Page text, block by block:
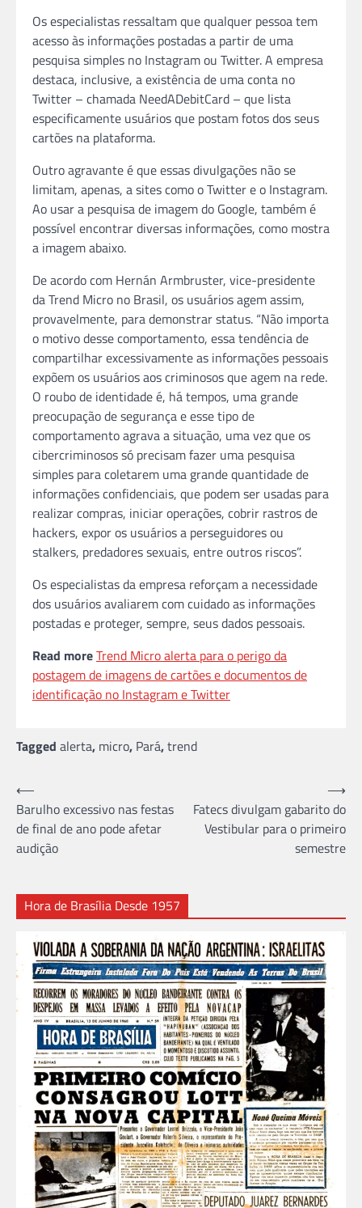
Os especialistas ressaltam que qualquer pessoa tem
acesso às informações postadas a partir de uma
pesquisa simples no Instagram ou Twitter. A empresa
destaca, inclusive, a existência de uma conta no
Twitter – chamada NeedADebitCard – que lista
especificamente usuários que postam fotos dos seus
cartões na plataforma.
Outro agravante é que essas divulgações não se
limitam, apenas, a sites como o Twitter e o Instagram.
Ao usar a pesquisa de imagem do Google, também é
possível encontrar diversas informações, como mostra
a imagem abaixo.
De acordo com Hernán Armbruster, vice-presidente
da Trend Micro no Brasil, os usuários agem assim,
provavelmente, para demonstrar status. “Não importa
o motivo desse comportamento, essa tendência de
compartilhar excessivamente as informações pessoais
expõem os usuários aos criminosos que agem na rede.
O roubo de identidade é, há tempos, uma grande
preocupação de segurança e esse tipo de
comportamento agrava a situação, uma vez que os
cibercriminosos só precisam fazer uma pesquisa
simples para coletarem uma grande quantidade de
informações confidenciais, que podem ser usadas para
realizar compras, iniciar operações, cobrir rastros de
hackers, expor os usuários a perseguidores ou
stalkers, predadores sexuais, entre outros riscos”.
Os especialistas da empresa reforçam a necessidade
dos usuários avaliarem com cuidado as informações
postadas e proteger, sempre, seus dados pessoais.
Read moreTrend Micro alerta para o perigo da
postagem de imagens de cartões e documentos de
identificação no Instagram e Twitter
Tagged alerta, micro, Pará,trend
Navegação
de
Post
⟵
Barulho excessivo nas festas
de final de ano pode afetar
audição
Fatecs divulgam gabarito do
Vestibular para o primeiro
semestre
⟶
Hora de Brasília Desde 1957